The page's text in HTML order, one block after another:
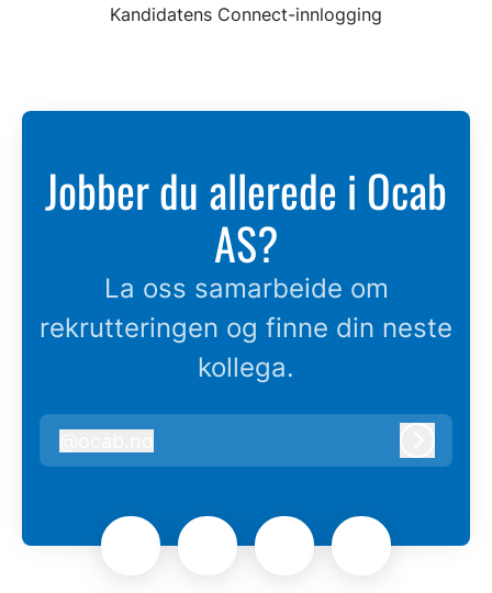
Kandidatens Connect-innlogging
Jobber du allerede i Ocab
AS?
La oss samarbeide om
rekrutteringen og finne din neste
kollega.
ocab.no